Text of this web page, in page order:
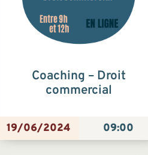
Coaching – Droit
commercial
19/06/2024 09:00